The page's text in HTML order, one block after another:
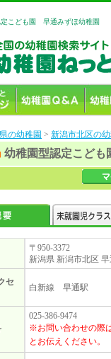
定こども園 早通みずほ幼稚園
の幼稚園 > 新潟市北区の幼
幼稚園型認定こど
〒950-3372
新潟県 新潟市北区
セ
白新線 早通駅
025-386-9474
※お問い合わせの際
とお伝えください。